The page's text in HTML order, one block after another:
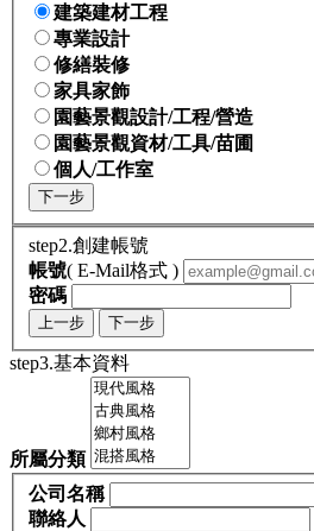
建築建材工程
專業設計
修繕裝修
家具家飾
園藝景觀設計/工程/營造
園藝景觀資材/工具/苗圃
個人/工作室
下一步
step2.創建帳號
帳號( E-Mail格式 )
密碼
上一步 下一步
step3.基本資料
所屬分類
公司名稱
聯絡人